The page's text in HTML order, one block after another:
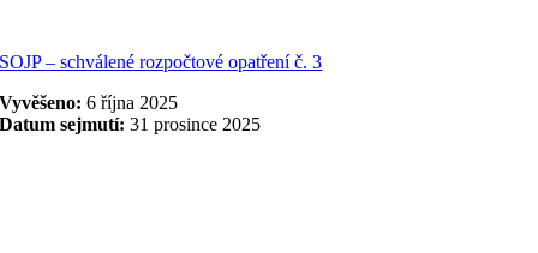
SOJP – schválené rozpočtové opatření č. 3
Vyvěšeno: 6 října 2025
Datum sejmutí: 31 prosince 2025